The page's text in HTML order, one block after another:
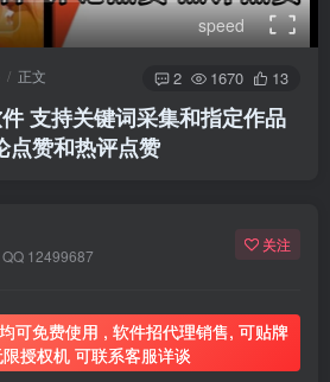
speed
正文 2 1670 13
支持关键词采集和指定作品
点赞和热评点赞
12499687
关注
可免费使用 , 软件招代理销售, 可贴牌
授权机 可联系客服详谈